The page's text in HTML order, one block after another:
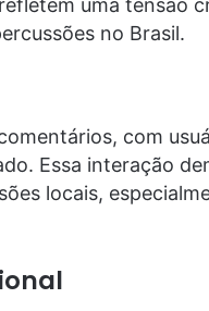
uma tensão
no Brasil.
com
Essa interação
locais,